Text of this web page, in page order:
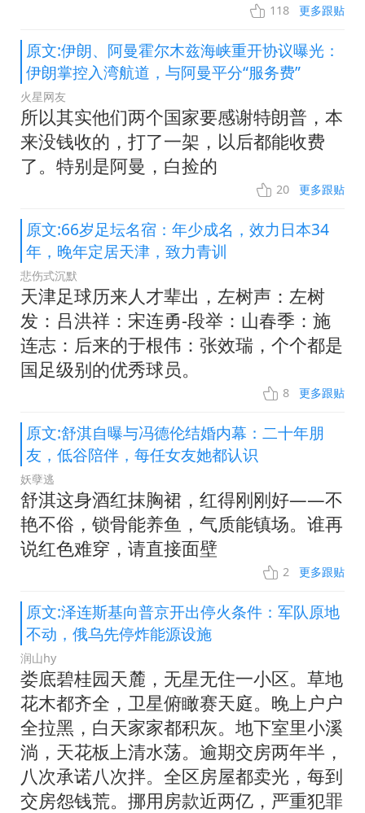
118 更多跟贴
原文:伊朗、阿曼霍尔木兹海峡重开协议曝光：
伊朗掌控入湾航道，与阿曼平分“服务费”
火星网友
所以其实他们两个国家要感谢特朗普，本
来没钱收的，打了一架，以后都能收费
了。特别是阿曼，白捡的
20 更多跟贴
原文:66岁足坛名宿：年少成名，效力日本34
年，晚年定居天津，致力青训
悲伤式沉默
天津足球历来人才辈出，左树声：左树
发：吕洪祥：宋连勇-段举：山春季：施
连志：后来的于根伟：张效瑞，个个都是
国足级别的优秀球员。
8 更多跟贴
原文:舒淇自曝与冯德伦结婚内幕：二十年朋
友，低谷陪伴，每任女友她都认识
妖孽逃
舒淇这身酒红抹胸裙，红得刚刚好——不
艳不俗，锁骨能养鱼，气质能镇场。谁再
说红色难穿，请直接面壁
2 更多跟贴
原文:泽连斯基向普京开出停火条件：军队原地
不动，俄乌先停炸能源设施
润山hy
娄底碧桂园天麓，无星无住一小区。草地
花木都齐全，卫星俯瞰赛天庭。晚上户户
全拉黑，白天家家都积灰。地下室里小溪
淌，天花板上清水荡。逾期交房两年半，
八次承诺八次拌。全区房屋都卖光，每到
交房怨钱荒。挪用房款近两亿，严重犯罪